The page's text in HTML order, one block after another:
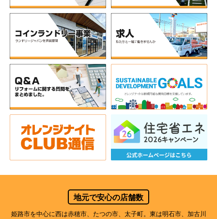
地元で安心の店舗数
姫路市を中心に西は赤穂市、たつの市、太子町。東は明石市、加古川